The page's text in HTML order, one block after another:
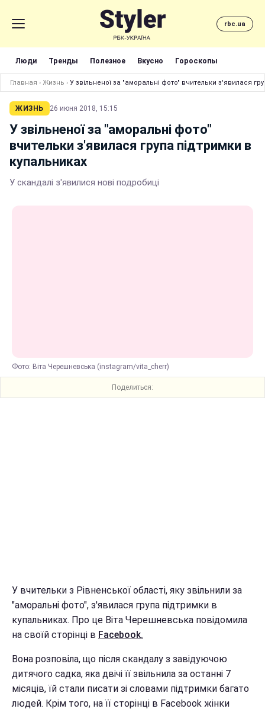
rbc.ua
Люди Тренды Полезное Вкусно Гороскопы
Главная › Жизнь › У звільненої за "аморальні фото" вчительки з'явилася
ЖИЗНЬ 26 июня 2018, 15:15
У звільненої за "аморальні фото"
вчительки з'явилася група підтримки в
купальниках
У скандалі з'явилися нові подробиці
Фото: Віта Черешневська (instagram/vita_cherr)
Поделиться:
У вчительки з Рівненської області, яку звільнили за
"аморальні фото", з'явилася група підтримки в
купальниках. Про це Віта Черешневська повідомила
на своїй сторінці в Facebook.
Вона розповіла, що після скандалу з завідуючою
дитячого садка, яка двічі її звільнила за останні 7
місяців, їй стали писати зі словами підтримки багато
людей. Крім того, на її сторінці в Facebook жінки